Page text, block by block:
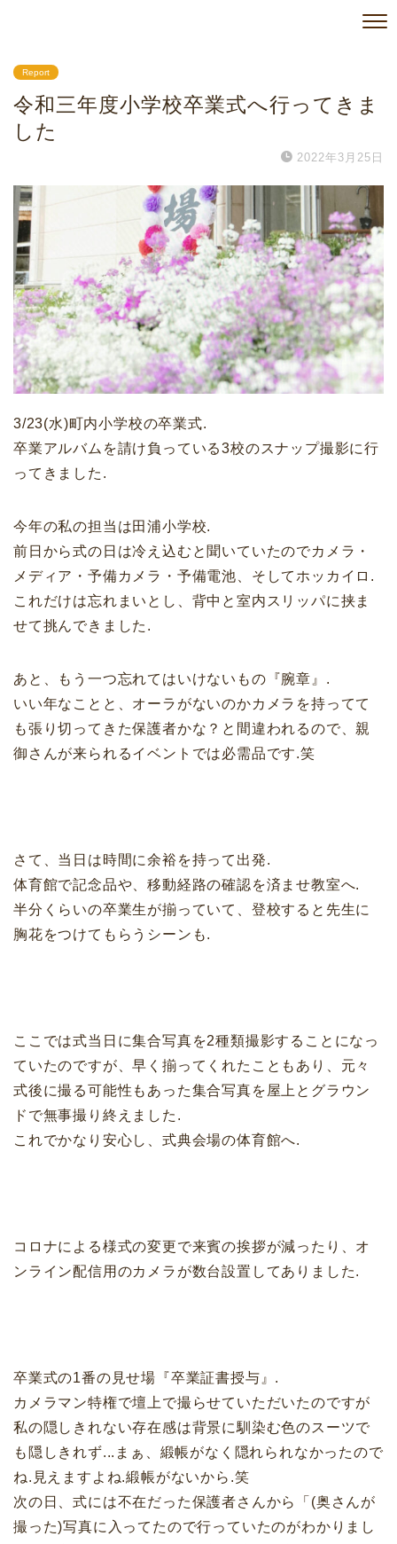
Report
令和三年度小学校卒業式へ行ってきま
した
2022年3月25日
3/23(水)町内小学校の卒業式.
卒業アルバムを請け負っている3校のスナップ撮影に行
ってきました.
今年の私の担当は田浦小学校.
前日から式の日は冷え込むと聞いていたのでカメラ・
メディア・予備カメラ・予備電池、そしてホッカイロ.
これだけは忘れまいとし、背中と室内スリッパに挟ま
せて挑んできました.
あと、もう一つ忘れてはいけないもの『腕章』.
いい年なことと、オーラがないのかカメラを持ってて
も張り切ってきた保護者かな？と間違われるので、親
御さんが来られるイベントでは必需品です.笑
さて、当日は時間に余裕を持って出発.
体育館で記念品や、移動経路の確認を済ませ教室へ.
半分くらいの卒業生が揃っていて、登校すると先生に
胸花をつけてもらうシーンも.
ここでは式当日に集合写真を2種類撮影することになっ
ていたのですが、早く揃ってくれたこともあり、元々
式後に撮る可能性もあった集合写真を屋上とグラウン
ドで無事撮り終えました.
これでかなり安心し、式典会場の体育館へ.
コロナによる様式の変更で来賓の挨拶が減ったり、オ
ンライン配信用のカメラが数台設置してありました.
卒業式の1番の見せ場『卒業証書授与』.
カメラマン特権で壇上で撮らせていただいたのですが
私の隠しきれない存在感は背景に馴染む色のスーツで
も隠しきれず...まぁ、緞帳がなく隠れられなかったので
ね.見えますよね.緞帳がないから.笑
次の日、式には不在だった保護者さんから「(奥さんが
撮った)写真に入ってたので行っていたのがわかりまし